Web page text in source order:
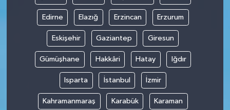
Edirne Elazığ Erzincan Erzurum
Eskişehir Gaziantep Giresun
Gümüşhane Hakkâri Hatay Iğdır
Isparta İstanbul İzmir
Kahramanmaraş Karabük Karaman